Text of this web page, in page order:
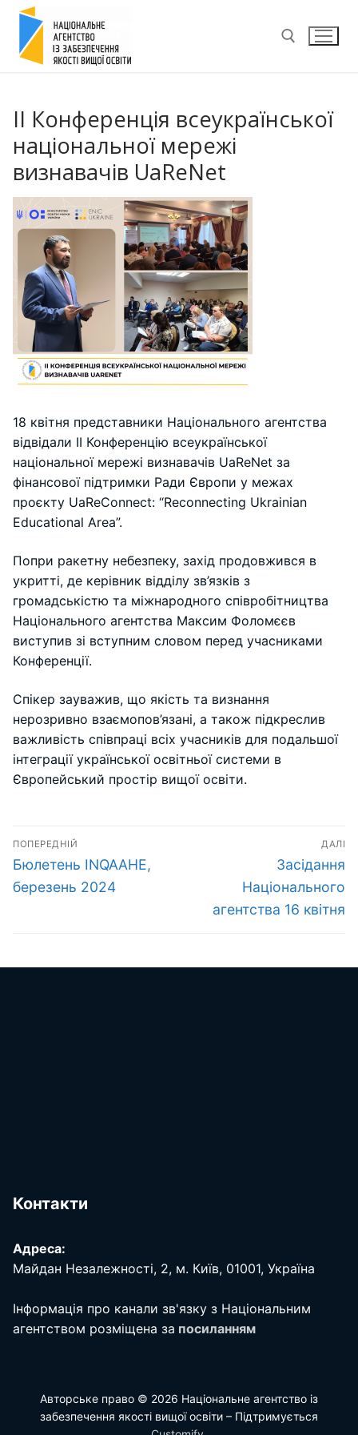
Перейти
вмісту
II Конференція всеукраїнської
національної мережі
визнавачів UaReNet
18 квітня представники Національного агентства
відвідали ІІ Конференцію всеукраїнської
національної мережі визнавачів UaReNet за
фінансової підтримки Ради Європи у межах
проєкту UaReConnect: “Reconnecting Ukrainian
Educational Area”.
Попри ракетну небезпеку, захід продовжився в
укритті, де керівник відділу зв’язків з
громадськістю та міжнародного співробітництва
Національного агентства Максим Фоломєєв
виступив зі вступним словом перед учасниками
Конференції.
Спікер зауважив, що якість та визнання
нерозривно взаємопов’язані, а також підкреслив
важливість співпраці всіх учасників для подальшої
інтеграції української освітньої системи в
Європейський простір вищої освіти.
Навігація
записів
ПОПЕРЕДНІЙ
Попередній
запис:
Бюлетень INQAAHE,
березень 2024
ДАЛІ
Наступний
запис:
Засідання
Національного
агентства 16 квітня
Контакти
Адреса:
Майдан Незалежності, 2, м. Київ, 01001, Україна
Інформація про канали зв'язку з Національним
агентством розміщена за посиланням
Авторське право © 2026 Національне агентство із
забезпечення якості вищої освіти – Підтримується